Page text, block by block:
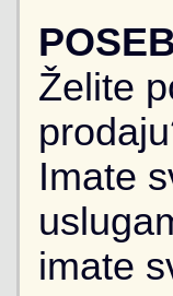
Želite
Imate
imate